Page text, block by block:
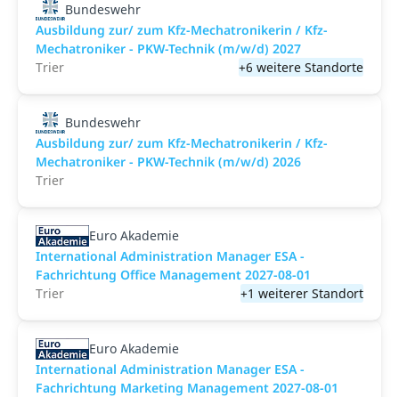
Bundeswehr
Ausbildung zur/ zum Kfz-Mechatronikerin / Kfz-
Mechatroniker - PKW-Technik (m/w/d) 2027
Trier
+6 weitere Standorte
Bundeswehr
Ausbildung zur/ zum Kfz-Mechatronikerin / Kfz-
Mechatroniker - PKW-Technik (m/w/d) 2026
Trier
Euro Akademie
International Administration Manager ESA -
Fachrichtung Office Management 2027-08-01
Trier
+1 weiterer Standort
Euro Akademie
International Administration Manager ESA -
Fachrichtung Marketing Management 2027-08-01